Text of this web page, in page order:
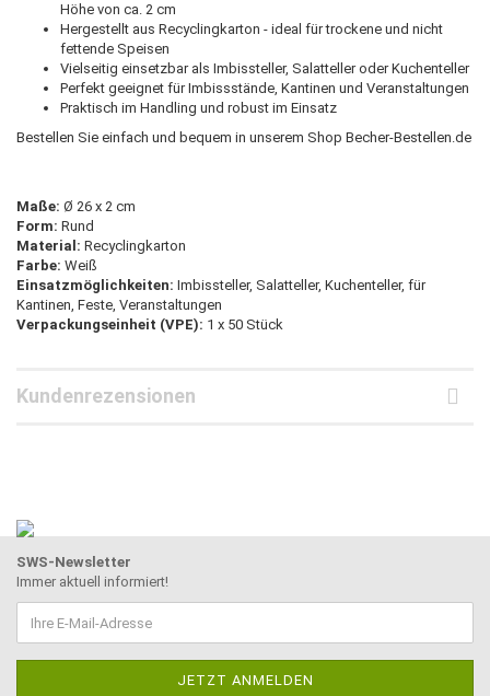
Höhe von ca. 2 cm
Hergestellt aus Recyclingkarton - ideal für trockene und nicht
fettende Speisen
Vielseitig einsetzbar als Imbissteller, Salatteller oder Kuchenteller
Perfekt geeignet für Imbissstände, Kantinen und Veranstaltungen
Praktisch im Handling und robust im Einsatz
Bestellen Sie einfach und bequem in unserem Shop Becher-Bestellen.de
Maße: Ø 26 x 2 cm
Form: Rund
Material: Recyclingkarton
Farbe: Weiß
Einsatzmöglichkeiten: Imbissteller, Salatteller, Kuchenteller, für
Kantinen, Feste, Veranstaltungen
Verpackungseinheit (VPE): 1 x 50 Stück
Kundenrezensionen
SWS-Newsletter
Immer aktuell informiert!